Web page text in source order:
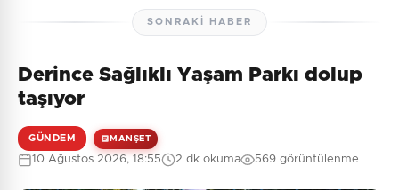
SONRAKI HABER
Derince Sağlıklı Yaşam Parkı dolup
taşıyor
GÜNDEM MANŞET
10 Ağustos 2026, 18:55 2 dk okuma 569 görüntülenme